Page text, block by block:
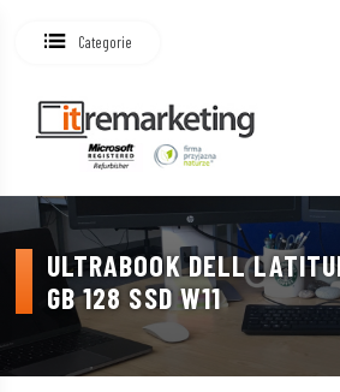
Categorie
ULTRABOOK DELL
GB 128 SSD W11